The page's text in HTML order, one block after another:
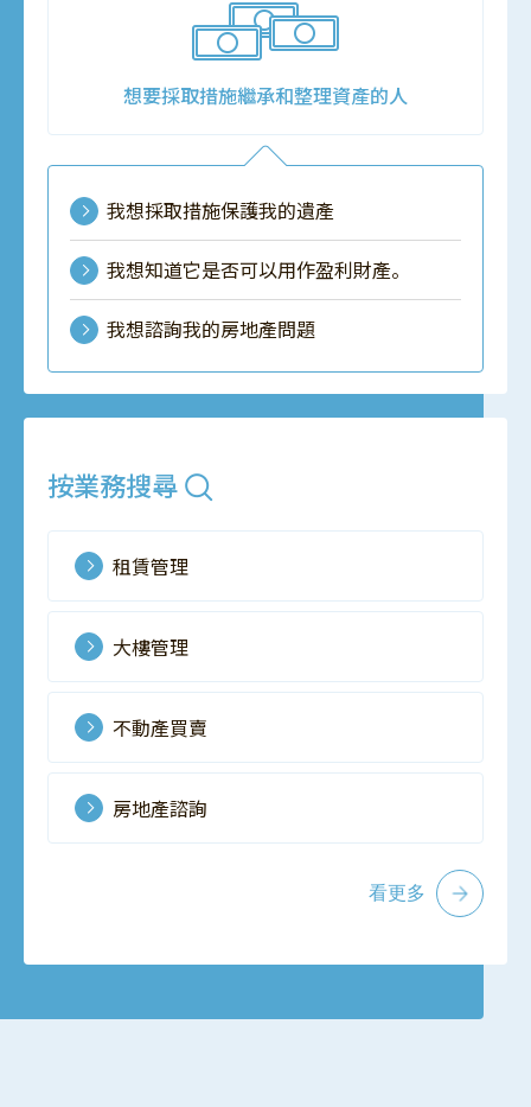
想要採取措施繼承和整理資產的人
我想採取措施保護我的遺產
我想知道它是否可以用作盈利財產。
我想諮詢我的房地產問題
按業務搜尋
租賃管理
大樓管理
不動產買賣
房地產諮詢
看更多